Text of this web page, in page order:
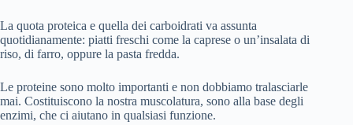
La quota proteica e quella dei carboidrati va assunta
quotidianamente: piatti freschi come la caprese o un’insalata di
riso, di farro, oppure la pasta fredda.
Le proteine sono molto importanti e non dobbiamo tralasciarle
mai. Costituiscono la nostra muscolatura, sono alla base degli
enzimi, che ci aiutano in qualsiasi funzione.